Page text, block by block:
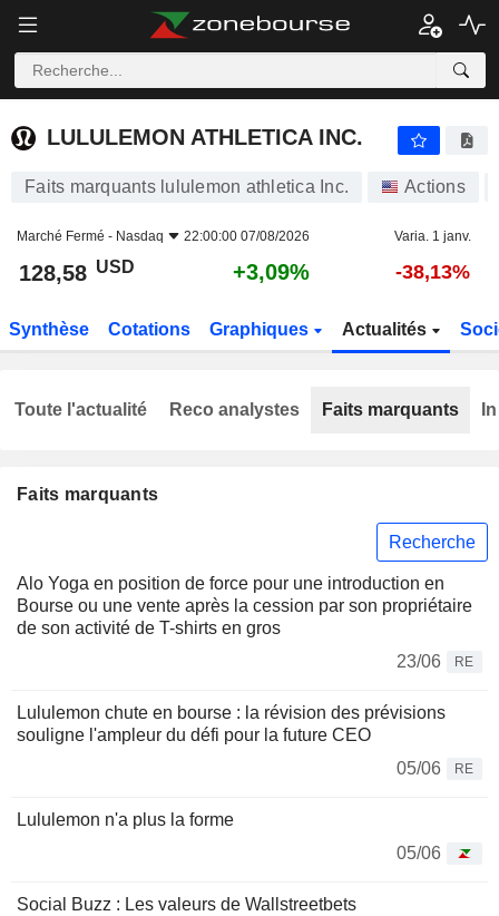
LULULEMON ATHLETICA INC.
Faits marquants lululemon athletica Inc. Actions
Marché Fermé - Nasdaq 22:00:00 07/08/2026 Varia. 1 janv.
128,58 USD +3,09% -38,13%
Synthèse Cotations Graphiques Actualités
Faits marquants
Recherche
Alo Yoga en position de force pour une introduction en
Bourse ou une vente après la cession par son propriétaire
de son activité de T-shirts en gros
23/06
RE
Lululemon chute en bourse : la révision des prévisions
souligne l'ampleur du défi pour la future CEO
05/06
RE
Lululemon n'a plus la forme
05/06
Social Buzz : Les valeurs de Wallstreetbets
Toute l'actualité Reco analystes Faits marquants